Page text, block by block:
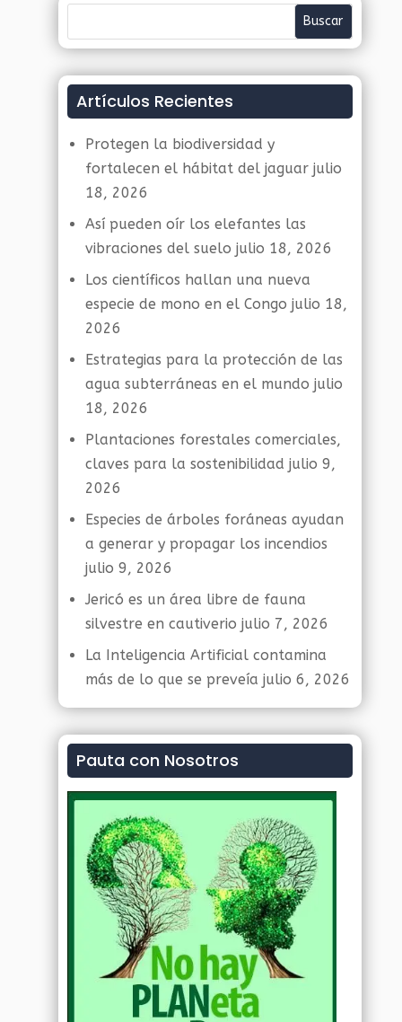
Artículos Recientes
Protegen la biodiversidad y
fortalecen el hábitat del jaguar julio
18, 2026
Así pueden oír los elefantes las
vibraciones del suelo julio 18, 2026
Los científicos hallan una nueva
especie de mono en el Congo julio 18,
2026
Estrategias para la protección de las
agua subterráneas en el mundo julio
18, 2026
Plantaciones forestales comerciales,
claves para la sostenibilidad julio 9,
2026
Especies de árboles foráneas ayudan
a generar y propagar los incendios
julio 9, 2026
Jericó es un área libre de fauna
silvestre en cautiverio julio 7, 2026
La Inteligencia Artificial contamina
más de lo que se preveía julio 6, 2026
Pauta con Nosotros